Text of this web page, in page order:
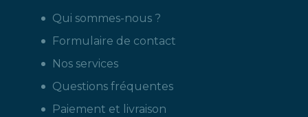
Qui sommes-nous ?
Formulaire de contact
Nos services
Questions fréquentes
Paiement et livraison